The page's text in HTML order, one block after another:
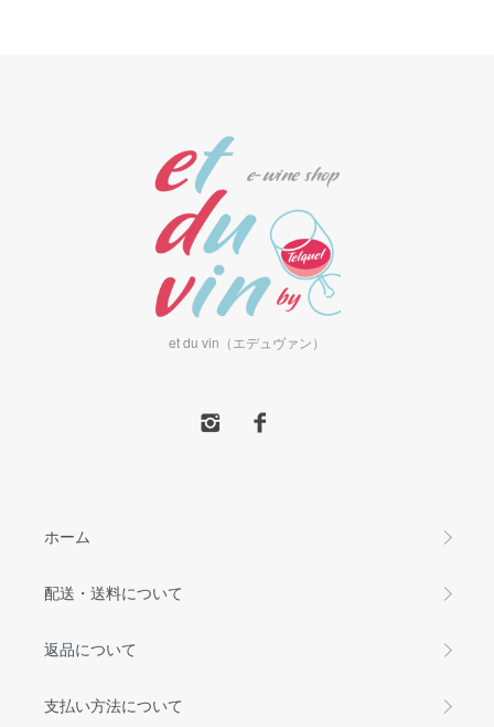
et du vin（エデュヴァン）
ホーム
配送・送料について
返品について
支払い方法について